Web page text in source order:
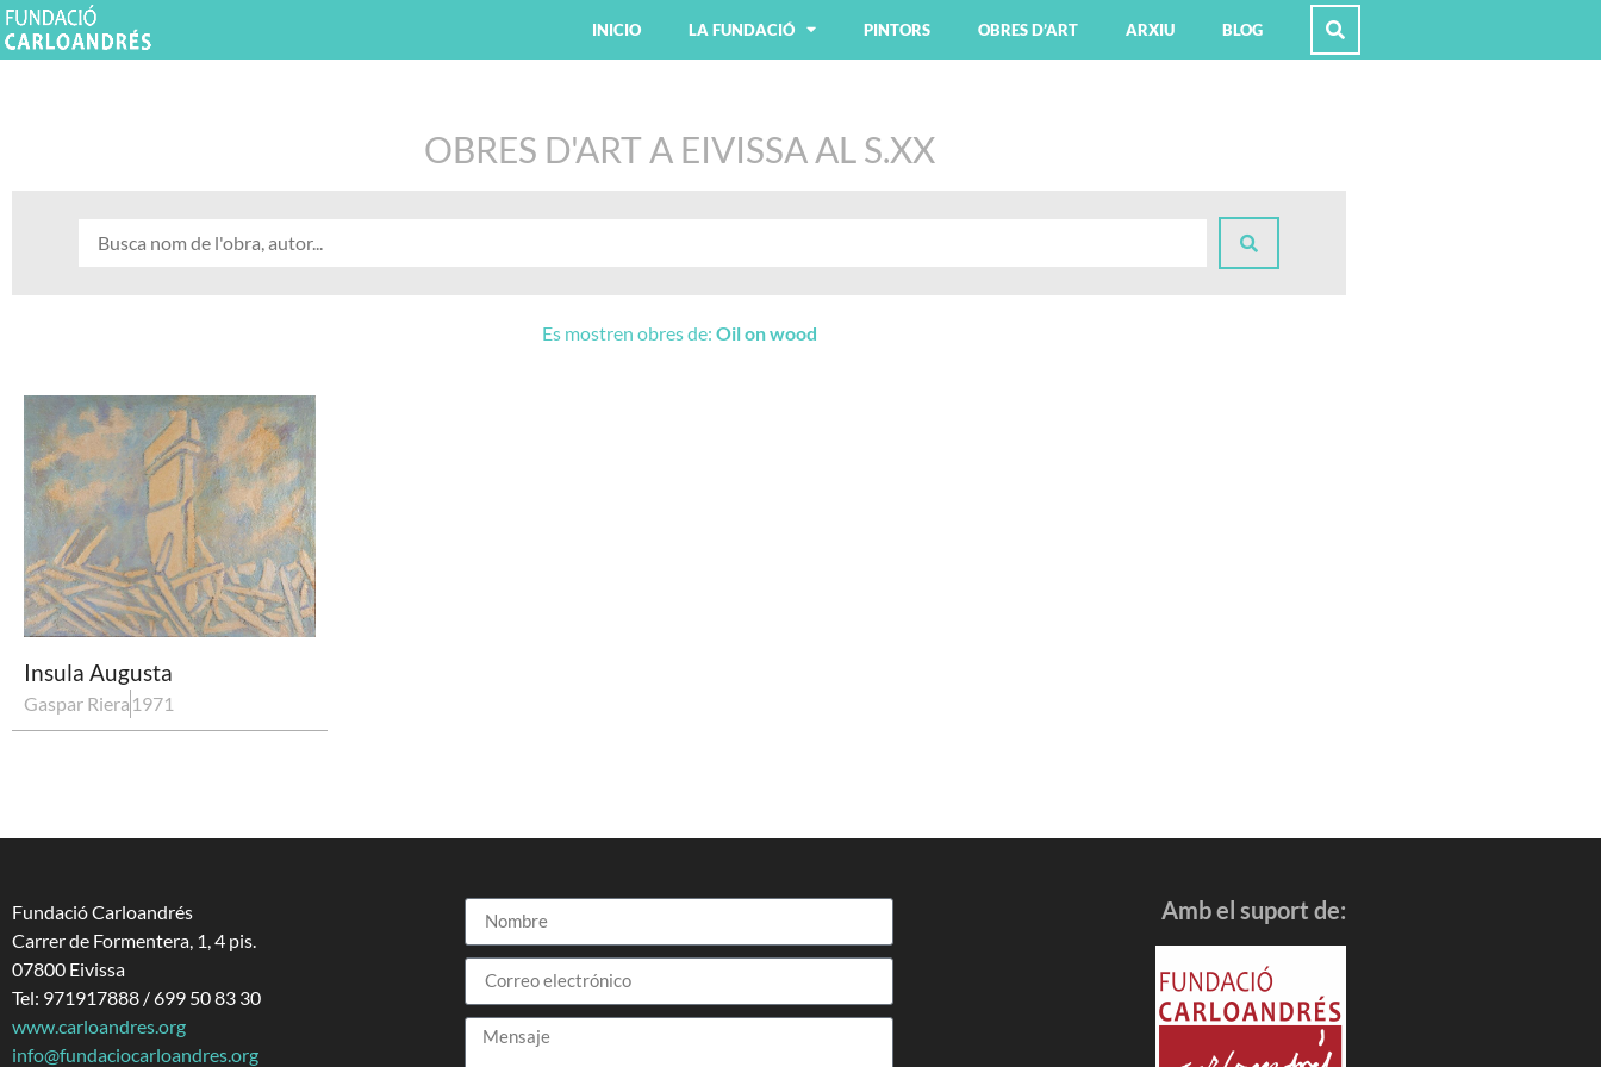
INICIO LA FUNDACIÓ PINTORS OBRES D’ART ARXIU BLOG
OBRES D'ART A EIVISSA AL S.XX
Es mostren obres de: Oil on wood
Insula Augusta
Gaspar Riera 1971
Fundació Carloandrés
Carrer de Formentera, 1, 4 pis.
07800 Eivissa
Tel: 971917888 / 699 50 83 30
www.carloandres.org
info@fundaciocarloandres.org
Amb el suport de: